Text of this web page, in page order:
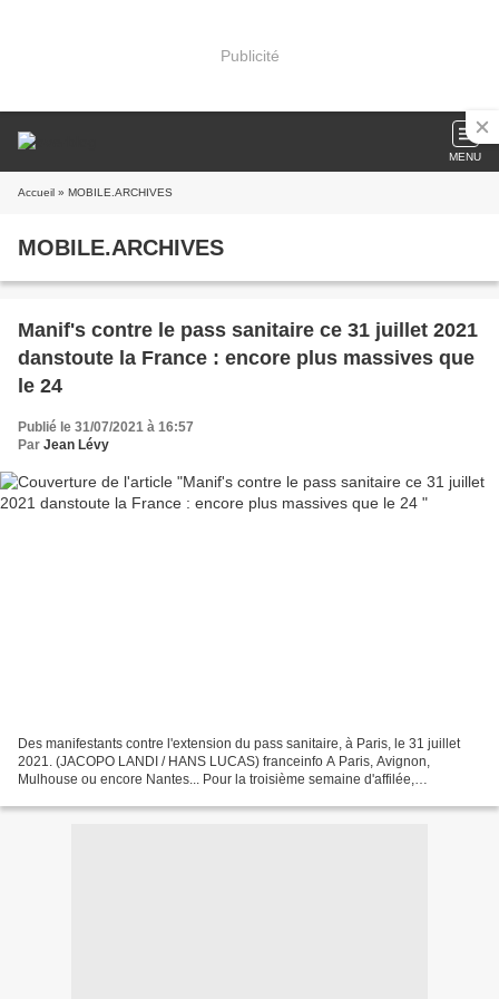
Publicité
MENU
Accueil » MOBILE.ARCHIVES
MOBILE.ARCHIVES
Manif's contre le pass sanitaire ce 31 juillet 2021
danstoute la France : encore plus massives que
le 24
Publié le 31/07/2021 à 16:57
Par Jean Lévy
Des manifestants contre l'extension du pass sanitaire, à Paris, le 31 juillet
2021. (JACOPO LANDI / HANS LUCAS) franceinfo A Paris, Avignon,
Mulhouse ou encore Nantes... Pour la troisième semaine d'affilée,